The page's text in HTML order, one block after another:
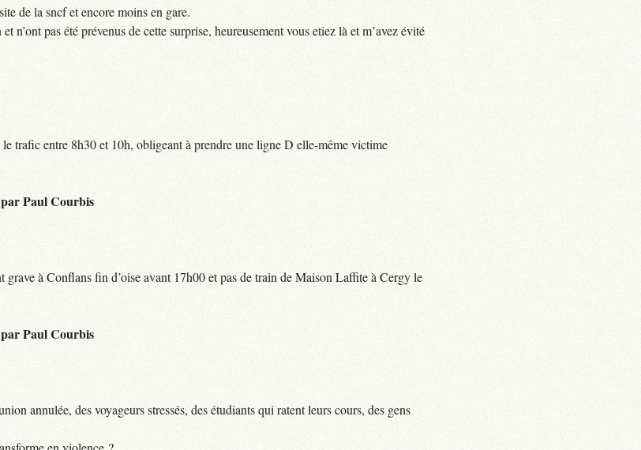
de la sncf et encore moins en gare.
pas été prévenus de cette surprise, heureusement vous etiez là et m’avez évité
trafic entre 8h30 et 10h, obligeant à prendre une ligne D elle-même victime
parPaul Courbis
à Conflans fin d’oise avant 17h00 et pas de train de Maison Laffite à Cergy le
parPaul Courbis
annulée, des voyageurs stressés, des étudiants qui ratent leurs cours, des gens